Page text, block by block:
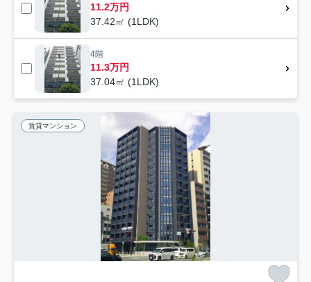
11.2万円
37.42㎡ (1LDK)
4階
11.3万円
37.04㎡ (1LDK)
賃貸マンション